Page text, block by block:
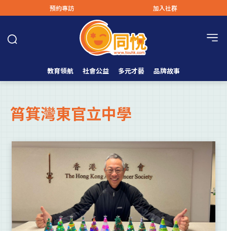
預約專訪 加入社群
教育領航 社會公益 多元才藝 品牌故事
筲箕灣東官立中學